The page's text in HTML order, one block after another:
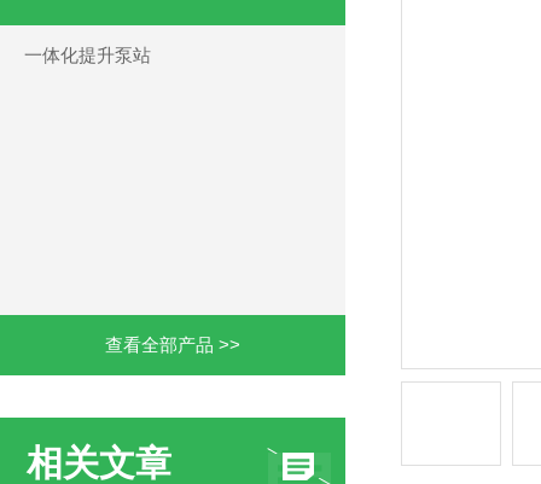
一体化提升泵站
查看全部产品 >>
相关文章